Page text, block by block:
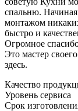
спальню. Начиная
монтажом
быстро и
Огромное
Это мастер
здесь.
Качество
Уровень сервиса
Срок